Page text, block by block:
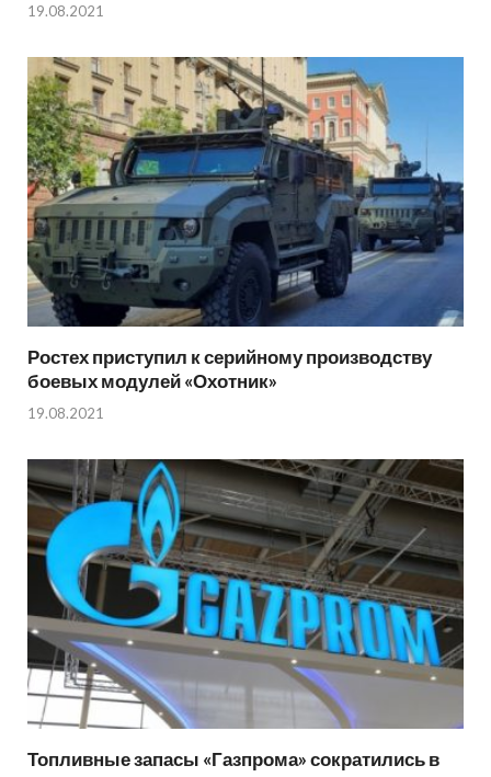
19.08.2021
Ростех приступил к серийному производству
боевых модулей «Охотник»
19.08.2021
Топливные запасы «Газпрома» сократились в